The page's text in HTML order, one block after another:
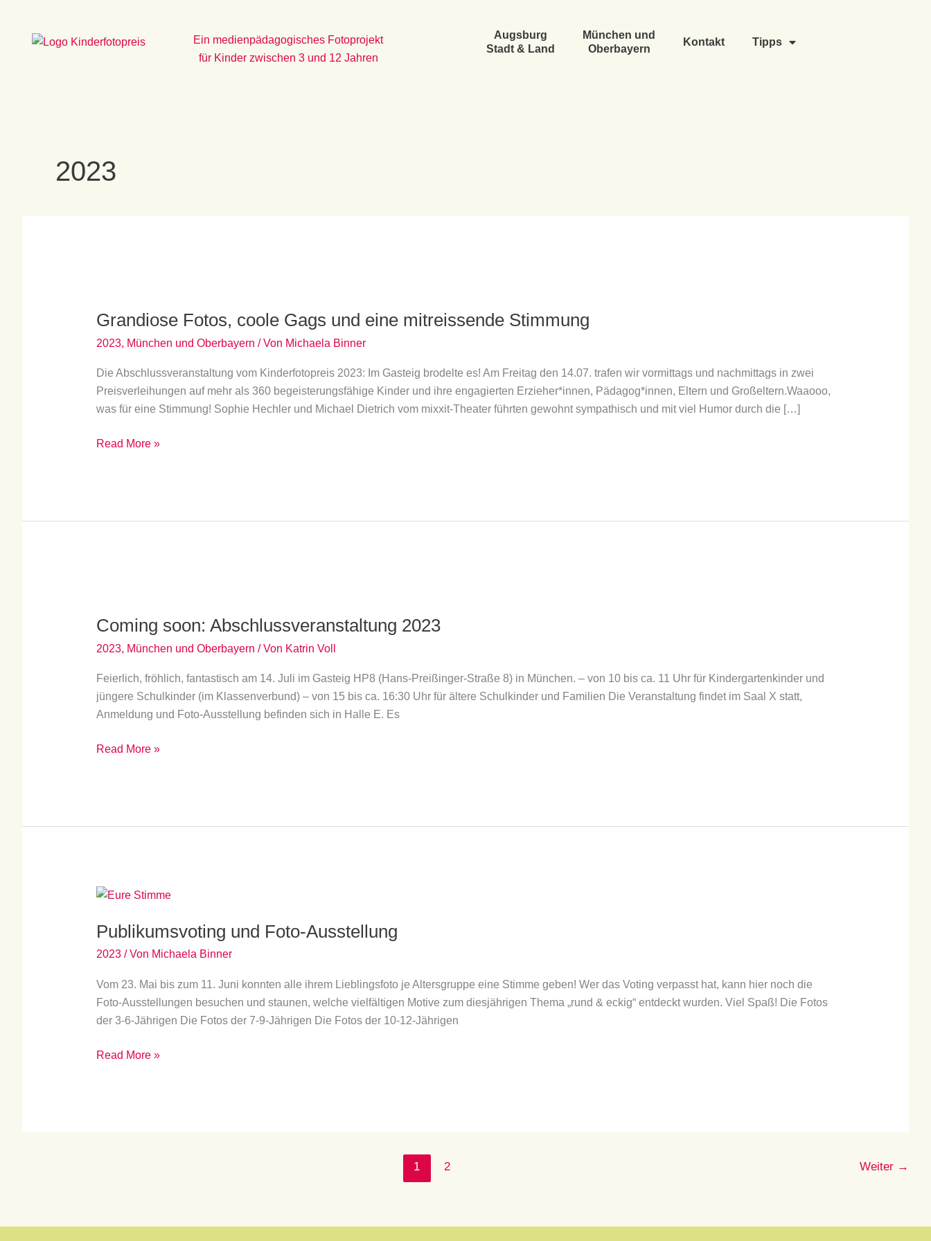
springen
Ein medienpädagogisches Fotoprojekt
für Kinder zwischen 3 und 12 Jahren
Augsburg
Stadt & Land
München und
Oberbayern
Kontakt Tipps
2023
Grandiose Fotos, coole Gags und eine mitreissende Stimmung
2023, München und Oberbayern / Von Michaela Binner
Die Abschlussveranstaltung vom Kinderfotopreis 2023: Im Gasteig brodelte es! Am Freitag den 14.07. trafen wir vormittags und nachmittags in zwei
Preisverleihungen auf mehr als 360 begeisterungsfähige Kinder und ihre engagierten Erzieher*innen, Pädagog*innen, Eltern und Großeltern.Waaooo,
was für eine Stimmung! Sophie Hechler und Michael Dietrich vom mixxit-Theater führten gewohnt sympathisch und mit viel Humor durch die […]
coole
Gags
eine
mitreissende
Stimmung
Read More »
Coming soon: Abschlussveranstaltung 2023
2023, München und Oberbayern / Von Katrin Voll
Feierlich, fröhlich, fantastisch am 14. Juli im Gasteig HP8 (Hans-Preißinger-Straße 8) in München. – von 10 bis ca. 11 Uhr für Kindergartenkinder und
jüngere Schulkinder (im Klassenverbund) – von 15 bis ca. 16:30 Uhr für ältere Schulkinder und Familien Die Veranstaltung findet im Saal X statt,
Anmeldung und Foto-Ausstellung befinden sich in Halle E. Es
Abschlussveranstaltung
2023
Read More »
Publikumsvoting und Foto-Ausstellung
2023/ Von Michaela Binner
Vom 23. Mai bis zum 11. Juni konnten alle ihrem Lieblingsfoto je Altersgruppe eine Stimme geben! Wer das Voting verpasst hat, kann hier noch die
Foto-Ausstellungen besuchen und staunen, welche vielfältigen Motive zum diesjährigen Thema „rund & eckig“ entdeckt wurden. Viel Spaß! Die Fotos
der 3-6-Jährigen Die Fotos der 7-9-Jährigen Die Fotos der 10-12-Jährigen
Publikumsvoting
Foto-
Ausstellung
Read More »
1 2 Weiter →